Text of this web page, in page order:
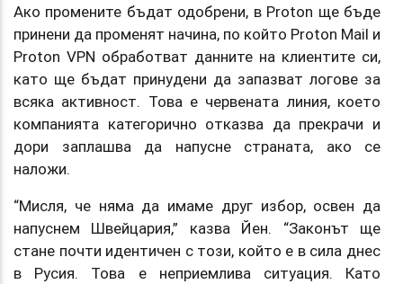
Ако промените бъдат одобрени, в Proton ще бъде
принени да променят начина, по който Proton Mail и
Proton VPN обработват данните на клиентите си,
като ще бъдат принудени да запазват логове за
всяка активност. Това е червената линия, което
компанията категорично отказва да прекрачи и
дори заплашва да напусне страната, ако се
наложи.
“Мисля, че няма да имаме друг избор, освен да
напуснем Швейцария,” казва Йен. “Законът ще
стане почти идентичен с този, който е в сила днес
в Русия. Това е неприемлива ситуация. Като